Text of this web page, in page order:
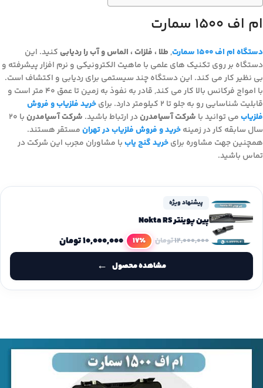
ام اف ۱۵۰۰ سمارت
دستگاه ام اف ۱۵۰۰ سمارت ,طلا ، فلزات ، الماس و آب را ردیابیکنید. این
دستگاه بر روی تکنیک های علمی با ماهیت الکترونیکی و نرم افزار پیشرفته و
بی نظیر کار می کند. این دستگاه چند سیستمی برای ردیابی و اکتشاف است.
با امواج فرکانس بالا کار می کند, قادر به نفوذ به زمین تا عمق ۴۰ متر است و
قابلیت شناسایی رو به جلو تا ۲ کیلومتر دارد. برای
خرید فلزیاب و فروش
فلزیابمی توانید با شرکت آسیامدرندر ارتباط باشید. شرکت آسیامدرن
با ۲۰
سال سابقه کار در زمینهخرید و فروش فلزیاب در تهرانمستقر هستند.
همچنین جهت مشاوره برایخرید گنج یاببا مشاوران مجرب این شرکت در
تماس باشید.
پیشنهاد ویژه
پین پوینتر Nokta RS
۱۲,۰۰۰,۰۰۰تومان 17٪ ۱۰,۰۰۰,۰۰۰تومان
مشاهده محصول